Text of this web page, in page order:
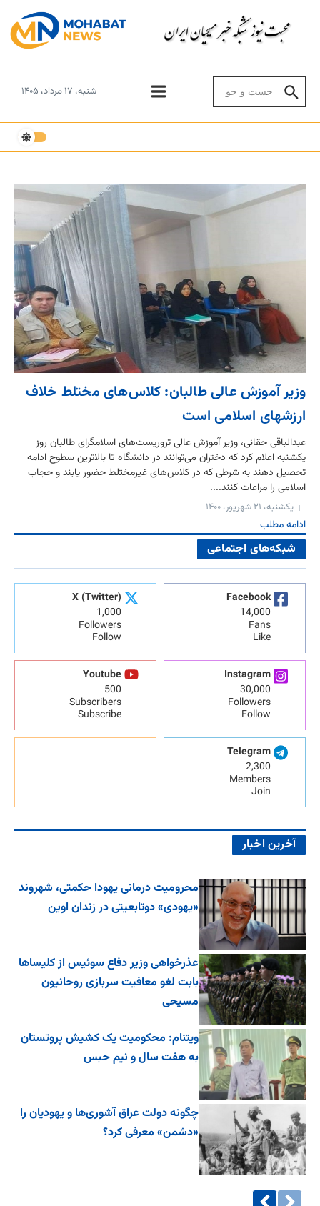
شنبه، ۱۷ مرداد، ۱۴۰۵
وزیر آموزش عالی طالبان: کلاس‌های مختلط خلاف
ارزشهای اسلامی است
عبدالباقی حقانی، وزیر آموزش عالی تروریست‌های اسلامگرای طالبان روز
یکشنبه اعلام کرد که دختران می‌توانند در دانشگاه تا بالاترین سطوح ادامه
تحصیل دهند به شرطی که در کلاس‌های غیرمختلط حضور یابند و حجاب
اسلامی را مراعات کنند....
یکشنبه، ۲۱ شهریور، ۱۴۰۰
ادامه مطلب
شبکه‌های اجتماعی
Facebook
14,000
Fans
Like
X (Twitter)
1,000
Followers
Follow
Instagram
30,000
Followers
Follow
Youtube
500
Subscribers
Subscribe
Telegram
2,300
Members
Join
آخرین اخبار
محرومیت درمانی یهودا حکمتی، شهروند
«یهودی» دوتابعیتی در زندان اوین
عذرخواهی وزیر دفاع سوئیس از کلیساها
بابت لغو معافیت سربازی روحانیون
مسیحی
ویتنام: محکومیت یک کشیش پروتستان
به هفت سال و نیم حبس
چگونه دولت عراق آشوری‌ها و یهودیان را
«دشمن» معرفی کرد؟